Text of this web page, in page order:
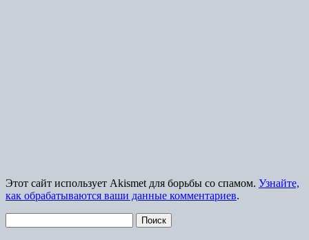
Этот сайт использует Akismet для борьбы со спамом. Узнайте,
как обрабатываются ваши данные комментариев.